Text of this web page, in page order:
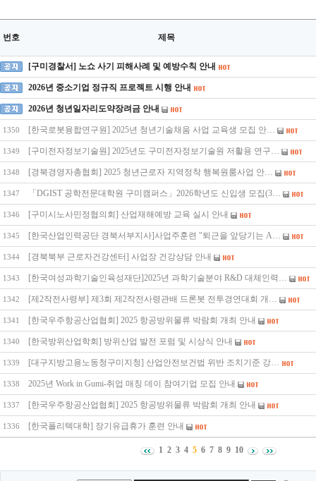
번호 제목
[구미경찰서] 노쇼 사기 피해사례 및 예방수칙 안내
2026년 중소기업 정규직 프로젝트 시행 안내
2026년 청년일자리도약장려금 안내
1350 [한국로봇융합연구원] 2025년 청년기술채움 사업 교육생 모집 안…
1349 [구미전자정보기술원] 2025년도 구미전자정보기술원 저활용 연구…
1348 [경북경영자총협회] 2025 청년근로자 지역정착 행복원룸사업 안…
1347 「DGIST 공학전문대학원 구미캠퍼스」2026학년도 신입생 모집(3…
1346 [구미시노사민정협의회] 산업재해예방 교육 실시 안내
1345 [한국산업인력공단 경북서부지사]사업주훈련 "퇴근을 앞당기는 A…
1344 [경북북부 근로자건강센터] 사업장 건강상담 안내
1343 [한국여성과학기술인육성재단]2025년 과학기술분야 R&D 대체인력…
1342 [제2작전사령부] 제3회 제2작전사령관배 드론봇 전투경연대회 개…
1341 [한국우주항공산업협회] 2025 항공방위물류 박람회 개최 안내
1340 [한국방위산업학회] 방위산업 발전 포럼 및 시상식 안내
1339 [대구지방고용노동청구미지청] 산업안전보건법 위반 조치기준 강…
1338 2025년 Work in Gumi-취업 매칭 데이 참여기업 모집 안내
1337 [한국우주항공산업협회] 2025 항공방위물류 박람회 개최 안내
1336 [한국폴리텍대학] 장기유급휴가 훈련 안내
1 2 3 4 5 6 7 8 9 10